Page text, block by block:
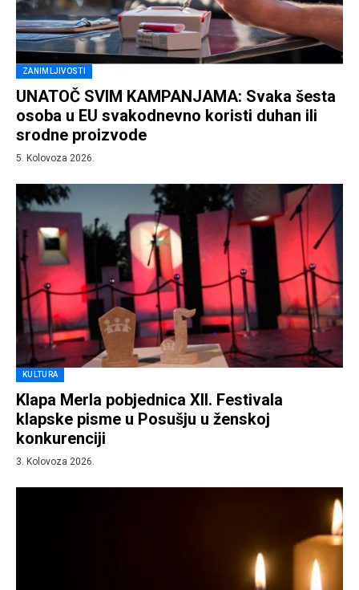
ZANIMLJIVOSTI
UNATOČ SVIM KAMPANJAMA: Svaka šesta
osoba u EU svakodnevno koristi duhan ili
srodne proizvode
5. Kolovoza 2026.
KULTURA
Klapa Merla pobjednica XII. Festivala
klapske pisme u Posušju u ženskoj
konkurenciji
3. Kolovoza 2026.